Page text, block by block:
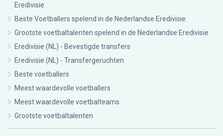
Eredivisie
Beste Voetballers spelend in de Nederlandse Eredivisie
Grootste voetbaltalenten spelend in de Nederlandse Eredivisie
Eredivisie (NL) - Bevestigde transfers
Eredivisie (NL) - Transfergeruchten
Beste voetballers
Meest waardevolle voetballers
Meest waardevolle voetbalteams
Grootste voetbaltalenten